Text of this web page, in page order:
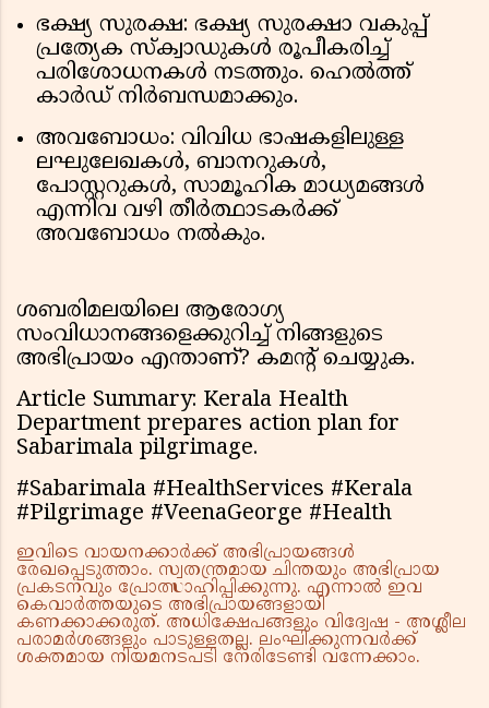
ഭക്ഷ്യ സുരക്ഷ: ഭക്ഷ്യ സുരക്ഷാ വകുപ്പ്
പ്രത്യേക സ്ക്വാഡുകൾ രൂപീകരിച്ച്
പരിശോധനകൾ നടത്തും. ഹെൽത്ത്
കാർഡ് നിർബന്ധമാക്കും.
അവബോധം: വിവിധ ഭാഷകളിലുള്ള
ലഘുലേഖകൾ, ബാനറുകൾ,
പോസ്റ്ററുകൾ, സാമൂഹിക മാധ്യമങ്ങൾ
എന്നിവ വഴി തീർത്ഥാടകർക്ക്
അവബോധം നൽകും.
ശബരിമലയിലെ ആരോഗ്യ
സംവിധാനങ്ങളെക്കുറിച്ച് നിങ്ങളുടെ
അഭിപ്രായം എന്താണ്? കമന്റ് ചെയ്യുക.
Article Summary: Kerala Health
Department prepares action plan for
Sabarimala pilgrimage.
#Sabarimala #HealthServices #Kerala
#Pilgrimage #VeenaGeorge #Health
ഇവിടെ വായനക്കാർക്ക് അഭിപ്രായങ്ങൾ
രേഖപ്പെടുത്താം. സ്വതന്ത്രമായ ചിന്തയും അഭിപ്രായ
പ്രകടനവും പ്രോത്സാഹിപ്പിക്കുന്നു. എന്നാൽ ഇവ
കെവാർത്തയുടെ അഭിപ്രായങ്ങളായി
കണക്കാക്കരുത്. അധിക്ഷേപങ്ങളും വിദ്വേഷ - അശ്ലീല
പരാമർശങ്ങളും പാടുള്ളതല്ല. ലംഘിക്കുന്നവർക്ക്
ശക്തമായ നിയമനടപടി നേരിടേണ്ടി വന്നേക്കാം.